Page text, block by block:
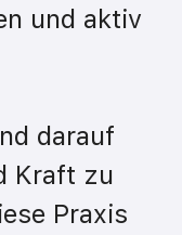
und aktiv
darauf
Kraft zu
Praxis